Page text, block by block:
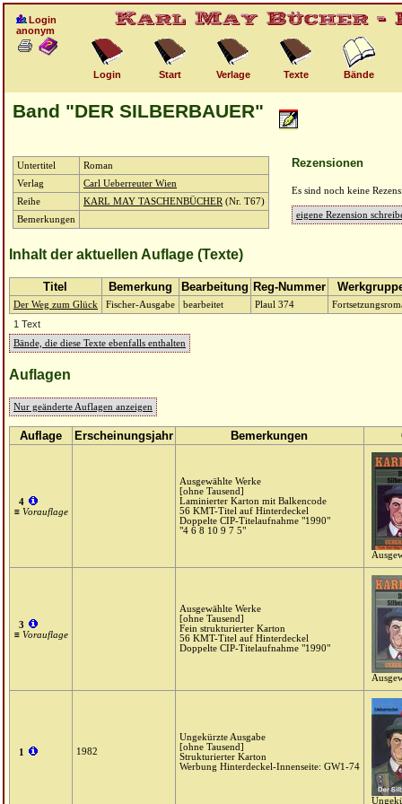
Login
anonym
Login Start Verlage Texte Bände
Band "DER SILBERBAUER"
Untertitel
Roman
Verlag
Carl Ueberreuter Wien
Reihe
KARL MAY TASCHENBÜCHER (Nr. T67)
Bemerkungen
Rezensionen
Es sind noch keine
eigene Rezension
Inhalt der aktuellen Auflage (Texte)
Titel Bemerkung Bearbeitung Reg-Nummer
Der Weg zum Glück Fischer-Ausgabe bearbeitet Plaul 374
1 Text
Bände, die diese Texte ebenfalls enthalten
Auflagen
Nur geänderte Auflagen anzeigen
Auflage Erscheinungsjahr Bemerkungen
4
≡ Vorauflage
Ausgewählte Werke
[ohne Tausend]
Laminierter Karton mit Balkencode
56 KMT-Titel auf Hinterdeckel
Doppelte CIP-Titelaufnahme "1990"
"4 6 8 10 9 7 5"
3
≡ Vorauflage
Ausgewählte Werke
[ohne Tausend]
Fein strukturierter Karton
56 KMT-Titel auf Hinterdeckel
Doppelte CIP-Titelaufnahme "1990"
1 1982
Ungekürzte Ausgabe
[ohne Tausend]
Strukturierter Karton
Werbung Hinterdeckel-Innenseite: GW1-74